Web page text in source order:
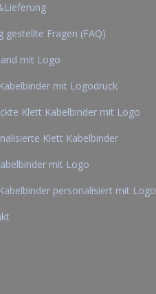
gestellte Fragen (FAQ)
mit Logo
mit Logodruck
Klett Kabelbinder mit Logo
Klett Kabelbinder
mit Logo
personalisiert mit Logo